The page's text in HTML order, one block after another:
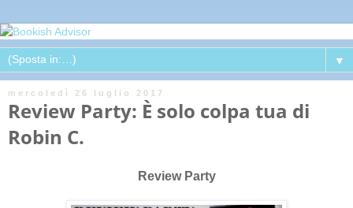
▼
mercoledì 26 luglio 2017
Review Party: È solo colpa tua di
Robin C.
Review Party